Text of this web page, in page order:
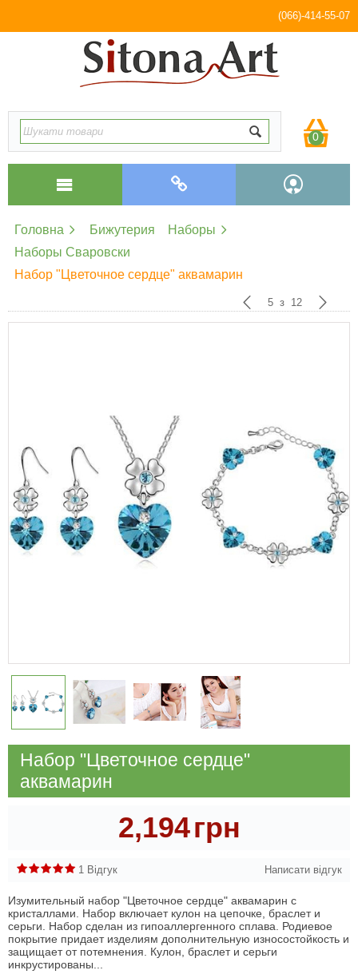
(066)-414-55-07
0
Головна Бижутерия
Наборы
Наборы Сваровски
Набор "Цветочное сердце" аквамарин
5 з 12
Набор "Цветочное сердце"
аквамарин
2,194грн
1 Відгук Написати відгук
Изумительный набор "Цветочное сердце" аквамарин с
кристаллами. Набор включает кулон на цепочке, браслет и
серьги. Набор сделан из гипоаллергенного сплава. Родиевое
покрытие придает изделиям дополнительную износостойкость и
защищает от потемнения. Кулон, браслет и серьги
инкрустированы...